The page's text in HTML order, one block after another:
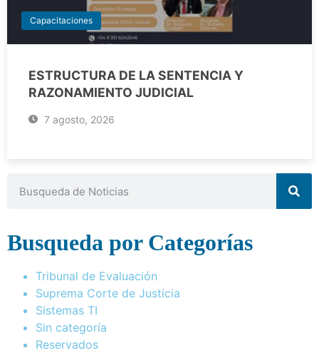
Capacitaciones
ESTRUCTURA DE LA SENTENCIA Y
RAZONAMIENTO JUDICIAL
7 agosto, 2026
Busqueda por Categorías
Tribunal de Evaluación
Suprema Corte de Justicia
Sistemas TI
Sin categoría
Reservados